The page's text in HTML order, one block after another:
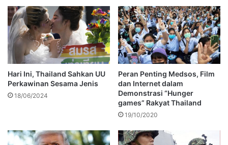
Hari Ini, Thailand Sahkan UU
Perkawinan Sesama Jenis
18/06/2024
Peran Penting Medsos, Film
dan Internet dalam
Demonstrasi “Hunger
games” Rakyat Thailand
19/10/2020